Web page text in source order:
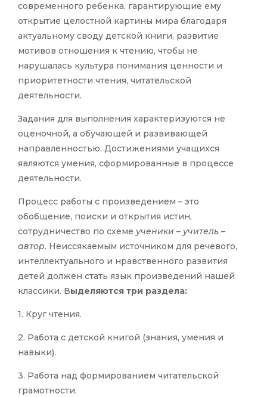
современного ребенка, гарантирующие ему
открытие целостной картины мира благодаря
актуальному своду детской книги, развитие
мотивов отношения к чтению, чтобы не
нарушалась культура понимания ценности и
приоритетности чтения, читательской
деятельности.
Задания для выполнения характеризуются не
оценочной, а обучающей и развивающей
направленностью. Достижениями учащихся
являются умения, сформированные в процессе
деятельности.
Процесс работы с произведением – это
обобщение, поиски и открытия истин,
сотрудничество по схеме ученики – учитель –
автор. Неиссякаемым источником для речевого,
интеллектуального и нравственного развития
детей должен стать язык произведений нашей
классики. Выделяются три раздела:
1. Круг чтения.
2. Работа с детской книгой (знания, умения и
навыки).
3. Работа над формированием читательской
грамотности.